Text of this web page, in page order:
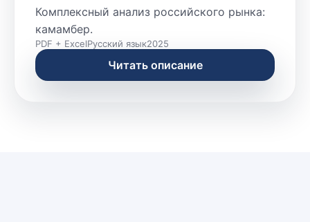
Комплексный анализ российского рынка:
камамбер.
PDF + ExcelРусский язык2025
Читать описание